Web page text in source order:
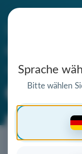
Sprache
Bitte wählen
code-
steht zum
Jetzt diese